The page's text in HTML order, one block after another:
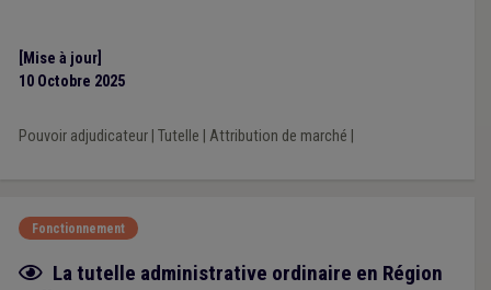
[Mise à jour]
10 Octobre 2025
Pouvoir adjudicateur| Tutelle Attribution de marché
Fonctionnement
Fiche focus
La tutelle administrative ordinaire en Région